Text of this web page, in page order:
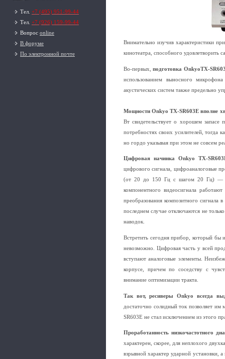
Тел. +7 (495) 951-99-44
Тел. +7 (926) 159-99-44
Вопрос online
В форуме
По электронной почте
Внимательно изучив характеристики
кинотеатра, способного удовлетворить
Во-первых,подготовка OnkyoTX-
использованием выносного
акустических систем также предельно
Мощности Onkyo TX-SR603E вполне
Вт свидетельствует о хорошем запасе
потребностях своих усилителей, тогда
но гордо указывая при этом не совсем
Цифровая начинка Onkyo TX-
цифрового сигнала, цифроаналоговые
(от 20 до 150 Гц с шагом 20 Гц) —
компонентного видеосигнала
преобразования композитного сигнала
последнем случае отключаются не
наводок.
Встретить сегодня прибор, который бы
невозможно. Цифровая часть у всей
вступают аналоговые элементы.
корпусе, причем по соседству с
внимание оптимизации тракта.
Так вот, ресиверы Onkyo всегда
достаточно солидный ток позволяет
SR603E не стал исключением из этого
Проработанность низкочастотного
характерен, скорее, для неплохого
взрывной характер ударной установки,